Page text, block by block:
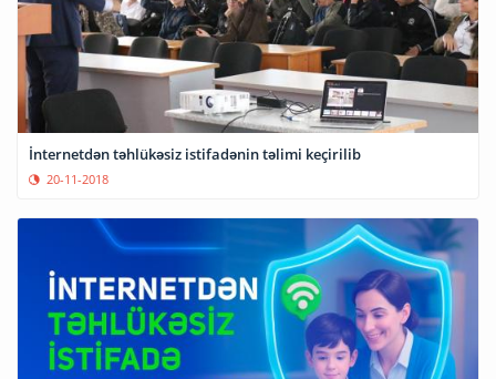
İnternetdən təhlükəsiz istifadənin təlimi keçirilib
20-11-2018